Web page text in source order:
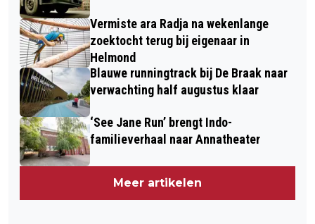
Vermiste ara Radja na wekenlange
zoektocht terug bij eigenaar in
Helmond
Blauwe runningtrack bij De Braak naar
verwachting half augustus klaar
‘See Jane Run’ brengt Indo-
familieverhaal naar Annatheater
Meer artikelen